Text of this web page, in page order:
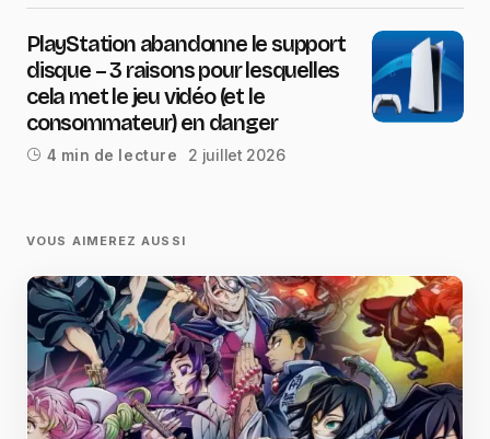
PlayStation abandonne le support
disque – 3 raisons pour lesquelles
cela met le jeu vidéo (et le
consommateur) en danger
4 min de lecture 2 juillet 2026
VOUS AIMEREZ AUSSI